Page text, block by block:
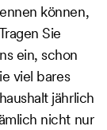
können,
Sie
ein, schon
viel bares
jährlich
nicht nur